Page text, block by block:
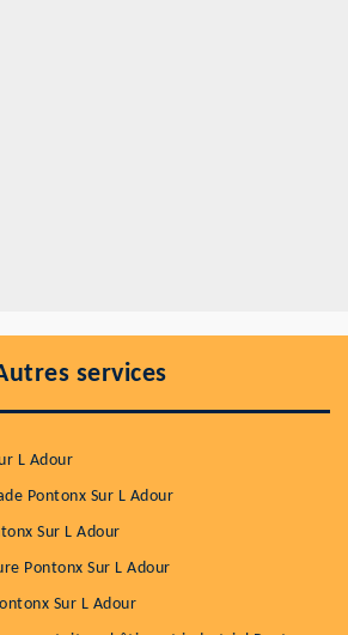
services
L Adour
Pontonx Sur L Adour
Sur L Adour
Pontonx Sur L Adour
Sur L Adour
toiture, c'est préserver sa